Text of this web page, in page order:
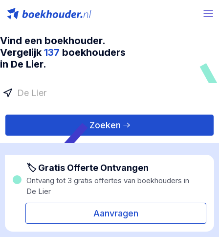
Vind een boekhouder.
Vergelijk 137 boekhouders
in De Lier.
Zoeken
🏷 Gratis Offerte Ontvangen
Ontvang tot 3 gratis offertes van boekhouders in
De Lier
Aanvragen